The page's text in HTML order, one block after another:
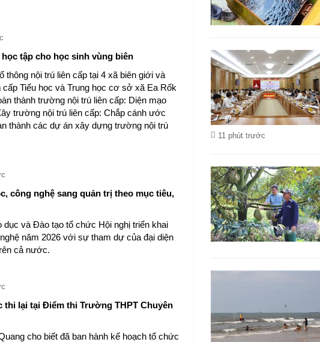
tập cho học sinh vùng biên
nội trú liên cấp tại 4 xã biên giới và
Tiểu học và Trung học cơ sở xã Ea Rốk
thành trường nội trú liên cấp: Diện mạo
trường nội trú liên cấp: Chắp cánh ước
thành các dự án xây dựng trường nội trú
công nghệ sang quản trị theo mục tiêu,
dục và Đào tạo tổ chức Hội nghị triển khai
năm 2026 với sự tham dự của đại diện
cả nước.
thi lại tại Điểm thi Trường THPT Chuyên
cho biết đã ban hành kế hoạch tổ chức
11 phút trước